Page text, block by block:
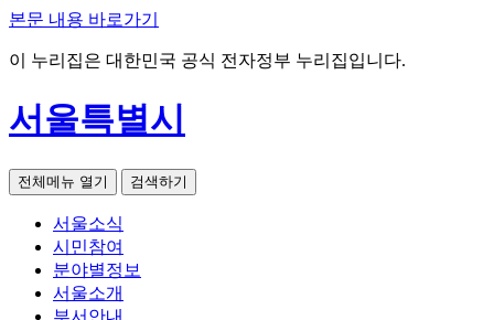
본문 내용 바로가기
이 누리집은 대한민국 공식 전자정부 누리집입니다.
서울특별시
전체메뉴 열기 검색하기
서울소식
시민참여
분야별정보
서울소개
부서안내